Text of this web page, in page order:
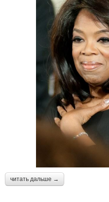
читать дальше →